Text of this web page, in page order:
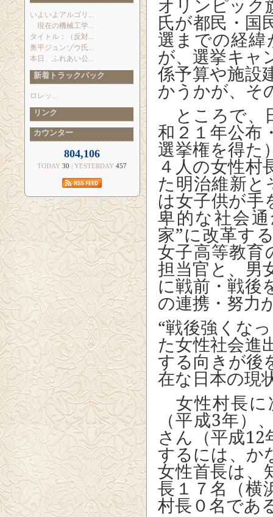
オリンピック
氏が都民・国
選までの経
が、選挙キャ
係予算や施設
かうかが、そ
ところで、
和２１年公布
選挙権を得た
４人の女性村
た明治維新と
は女子供が手
卑的な社会
家”に改革す
女子高等教育
担当官と、男
に戦前・戦後
の連携・努力
“戦後強くな
た女性社会進
する向きが後
在な日本の現
女性村長に
（平成3年）
さん（平成12
するには、か
女性首長は、
長１７名（横
村長０名であ
いよいよアルゴリ...
現在の機械工学...
タイトル：（反対...
奥平ジュンゾウ氏...
本日、ふれあい公...
新着トラックバック
ロレッ...
リンク
カウンター
804,106
TODAY 30 | YESTERDAY 457